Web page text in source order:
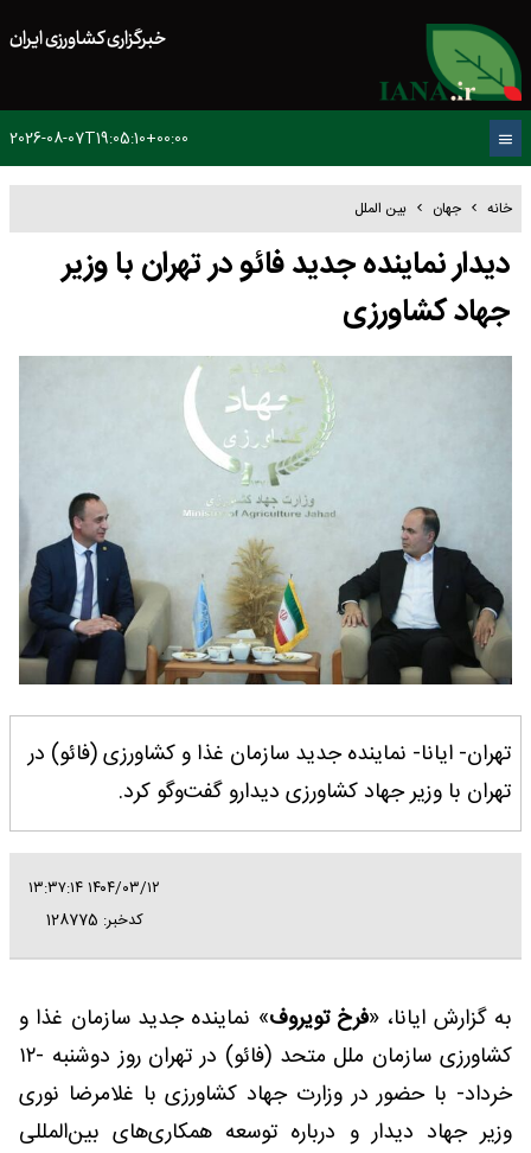
خبرگزاری کشاورزی ایران
2026-08-07T19:05:10+00:00
خانه جهان بین الملل
دیدار نماینده جدید فائو در تهران با وزیر
جهاد کشاورزی
تهران- ایانا- نماینده جدید سازمان غذا ‌و کشاورزی (فائو) در
تهران با وزیر جهاد کشاورزی دیدارو گفت‌و‌گو کرد.
۱۴۰۴/۰۳/۱۲ ۱۳:۳۷:۱۴
کدخبر: 128775
به گزارش ایانا، «فرخ تویروف» نماینده جدید سازمان غذا و
کشاورزی سازمان ملل متحد (فائو) در تهران روز دوشنبه -۱۲
خرداد- با حضور در وزارت جهاد کشاورزی با غلامرضا نوری
وزیر جهاد دیدار و‌ درباره توسعه همکاری‌های بین‌المللی